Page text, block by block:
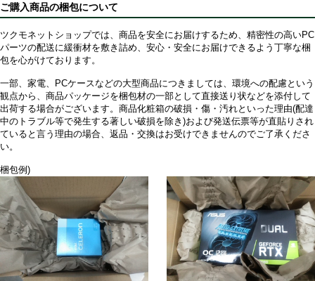
ご購入商品の梱包について
ツクモネットショップでは、商品を安全にお届けするため、精密性の高いPC
パーツの配送に緩衝材を敷き詰め、安心・安全にお届けできるよう丁寧な梱
包を心がけております。
一部、家電、PCケースなどの大型商品につきましては、環境への配慮という
観点から、商品パッケージを梱包材の一部として直接送り状などを添付して
出荷する場合がございます。商品化粧箱の破損・傷・汚れといった理由(配達
中のトラブル等で発生する著しい破損を除き)および発送伝票等が直貼りされ
ていると言う理由の場合、返品・交換はお受けできませんのでご了承くださ
い。
梱包例)